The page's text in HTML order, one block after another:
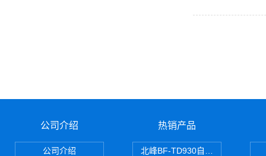
公司介绍
公司介绍
热销产品
北峰BF-TD930自组网对讲机